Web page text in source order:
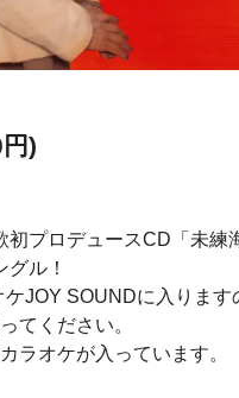
)
初プロデュースCD「未練
ル！
JOY SOUNDに入ります
てください。
ラオケが入っています。